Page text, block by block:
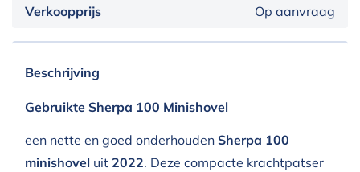
Verkoopprijs Op aanvraag
Beschrijving
Gebruikte Sherpa 100 Minishovel
een nette en goed onderhouden Sherpa 100
minishovel uit 2022. Deze compacte krachtpatser